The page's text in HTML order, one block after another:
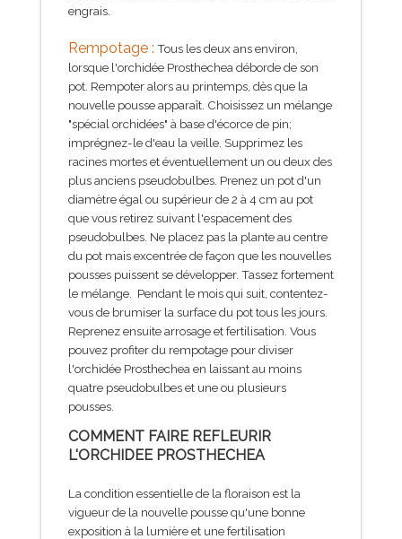
engrais.
Rempotage : Tous les deux ans environ,
lorsque l'orchidée Prosthechea déborde de son
pot. Rempoter alors au printemps, dès que la
nouvelle pousse apparaît. Choisissez un mélange
"spécial orchidées" à base d'écorce de pin;
imprégnez-le d'eau la veille. Supprimez les
racines mortes et éventuellement un ou deux des
plus anciens pseudobulbes. Prenez un pot d'un
diamètre égal ou supérieur de 2 à 4 cm au pot
que vous retirez suivant l'espacement des
pseudobulbes. Ne placez pas la plante au centre
du pot mais excentrée de façon que les nouvelles
pousses puissent se développer. Tassez fortement
le mélange. Pendant le mois qui suit, contentez-
vous de brumiser la surface du pot tous les jours.
Reprenez ensuite arrosage et fertilisation. Vous
pouvez profiter du rempotage pour diviser
l'orchidée Prosthechea en laissant au moins
quatre pseudobulbes et une ou plusieurs
pousses.
COMMENT FAIRE REFLEURIR
L'ORCHIDEE PROSTHECHEA
La condition essentielle de la floraison est la
vigueur de la nouvelle pousse qu'une bonne
exposition à la lumière et une fertilisation